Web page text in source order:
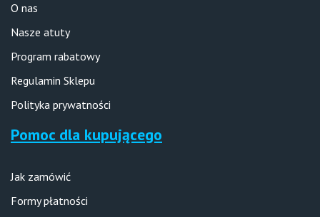
O nas
Nasze atuty
Program rabatowy
Regulamin Sklepu
Polityka prywatności
Pomoc dla kupującego
Jak zamówić
Formy płatności